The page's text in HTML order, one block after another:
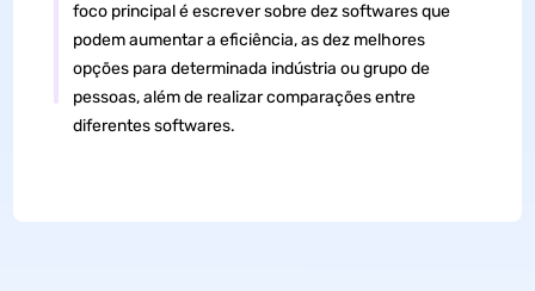
foco principal é escrever sobre dez softwares que
podem aumentar a eficiência, as dez melhores
opções para determinada indústria ou grupo de
pessoas, além de realizar comparações entre
diferentes softwares.